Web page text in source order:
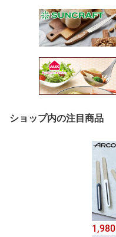
ショップ内の注目商品
1,980